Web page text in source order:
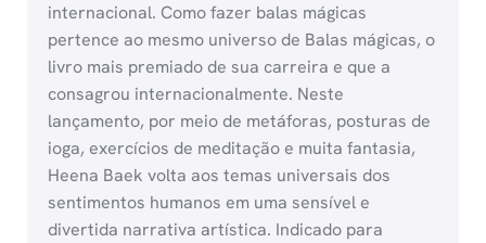
internacional. Como fazer balas mágicas
pertence ao mesmo universo de Balas mágicas, o
livro mais premiado de sua carreira e que a
consagrou internacionalmente. Neste
lançamento, por meio de metáforas, posturas de
ioga, exercícios de meditação e muita fantasia,
Heena Baek volta aos temas universais dos
sentimentos humanos em uma sensível e
divertida narrativa artística. Indicado para